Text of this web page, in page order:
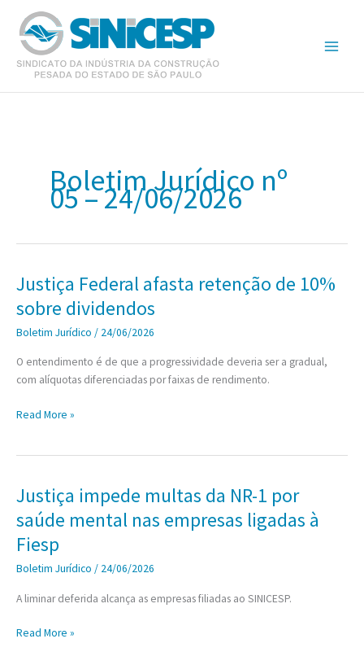
para
conteúdo
Boletim Jurídico nº
05 – 24/06/2026
Justiça Federal afasta retenção de 10%
sobre dividendos
Boletim Jurídico / 24/06/2026
O entendimento é de que a progressividade deveria ser a gradual,
com alíquotas diferenciadas por faixas de rendimento.
Justiça
10%
sobre
dividendos
Read More »
Justiça impede multas da NR-1 por
saúde mental nas empresas ligadas à
Fiesp
Boletim Jurídico / 24/06/2026
A liminar deferida alcança as empresas filiadas ao SINICESP.
Justiça
Read More »